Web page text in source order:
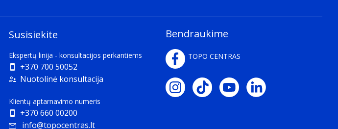
Susisiekite
Ekspertų linija - konsultacijos perkantiems
+370 700 50052
Nuotolinė konsultacija
Klientų aptarnavimo numeris
+370 660 00200
info@topocentras.lt
Bendraukime
TOPO CENTRAS